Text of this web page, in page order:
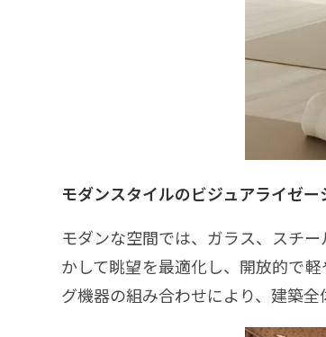
モダンスタイルのビジュアライゼー
モダンな空間では、ガラス、スチ
かして眺望を最適化し、開放的で
グ機器の組み合わせにより、建築